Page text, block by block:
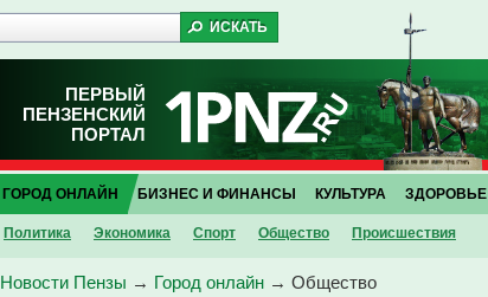
ПЕРВЫЙ
ПЕНЗЕНСКИЙ
ПОРТАЛ
ГОРОД ОНЛАЙН
Политика Экономика Спорт Общество Проиcшествия
БИЗНЕС И ФИНАНСЫ КУЛЬТУРА ЗДОРОВЬЕ
Новости Пензы → Город онлайн → Общество